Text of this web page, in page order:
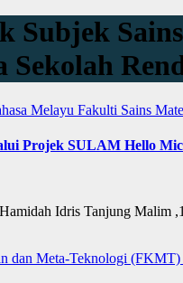
Subjek
Sekolah
Melayu Fakulti Sains
Projek SULAM Hello
Idris Tanjung
dan Meta-Teknologi (FKMT)